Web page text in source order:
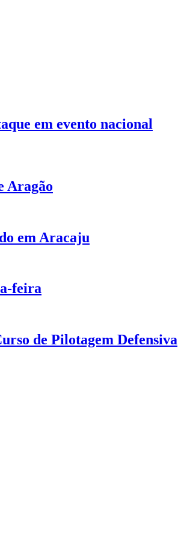
em evento nacional
Aragão
em Aracaju
feira
de Pilotagem Defensiva